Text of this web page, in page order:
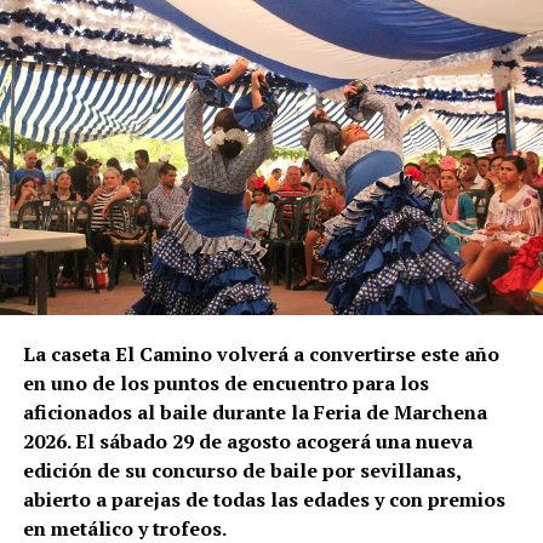
No todas las explotaciones ofrecen las mismas
condiciones. Algunas proporcionan alojamiento y
comida gratuitamente, otras solamente vivienda o
una comida diaria y también existen contratos sin
manutención ni alojamiento.
El trabajador debe comprobar antes de salir:
Salario bruto por hora.
Duración mínima del contrato.
Horario y pago de horas extraordinarias.
Condiciones del alojamiento.
Comidas incluidas.
Transporte hasta las parcelas.
Alta en la Seguridad Social agraria francesa.
El marqués de Cádiz vuelve a
La caseta El Camino volverá a convertirse este año
en uno de los puntos de encuentro para los
aficionados al baile durante la Feria de Marchena
2026. El sábado 29 de agosto acogerá una nueva
edición de su concurso de baile por sevillanas,
abierto a parejas de todas las edades y con premios
en metálico y trofeos.